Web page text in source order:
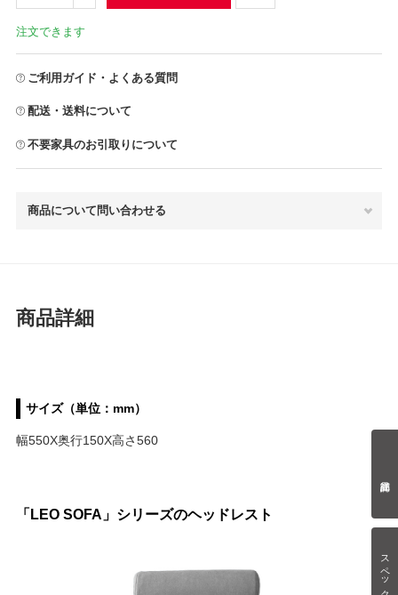
スペック情報
注文できます
ご利用ガイド・よくある質問
配送・送料について
不要家具のお引取りについて
商品について問い合わせる
商品詳細
サイズ（単位：mm）
幅550X奥行150X高さ560
「LEO SOFA」シリーズのヘッドレスト